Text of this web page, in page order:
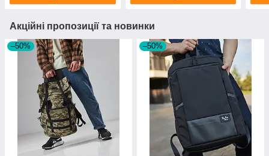
Акційні пропозиції та новинки
–50% –50%